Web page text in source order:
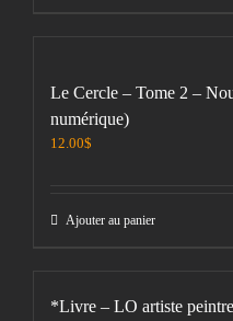
Le Cercle – Tome 2 –
numérique)
12.00$
Ajouter au panier
*Livre – LO artiste